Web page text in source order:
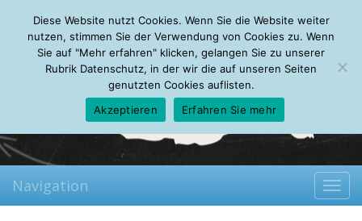
Saturday, 08.08.2026
Mein Account
About Autoren Leseempfehlungen FAQ
Navigation
Diese Website nutzt Cookies. Wenn Sie die Website weiter
nutzen, stimmen Sie der Verwendung von Cookies zu. Wenn
Sie auf "Mehr erfahren" klicken, gelangen Sie zu unserer
Rubrik Datenschutz, in der wir die auf unseren Seiten
genutzten Cookies auflisten.
Akzeptieren
Erfahren Sie mehr